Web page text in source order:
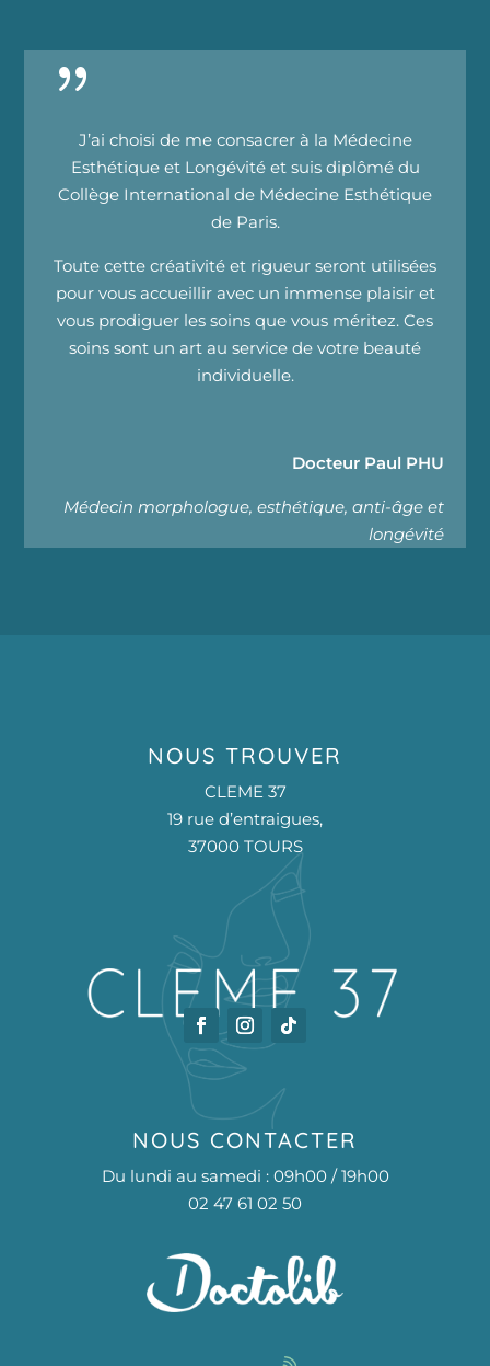
{
J’ai choisi de me consacrer à la Médecine
Esthétique et Longévité et suis diplômé du
Collège International de Médecine Esthétique
de Paris.
Toute cette créativité et rigueur seront utilisées
pour vous accueillir avec un immense plaisir et
vous prodiguer les soins que vous méritez. Ces
soins sont un art au service de votre beauté
individuelle.
Docteur Paul PHU
Médecin morphologue, esthétique, anti-âge et
longévité
NOUS TROUVER
CLEME 37
19 rue d’entraigues,
37000 TOURS
NOUS CONTACTER
Du lundi au samedi : 09h00 / 19h00
02 47 61 02 50